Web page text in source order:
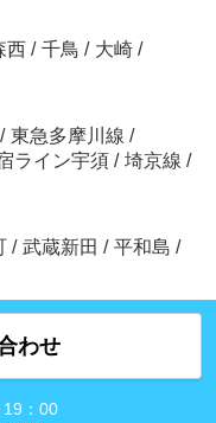
西 / 千鳥 / 大崎 /
/ 東急多摩川線 /
ライン宇須 / 埼京線 /
/ 武蔵新田 / 平和島 /
わせ
19：00